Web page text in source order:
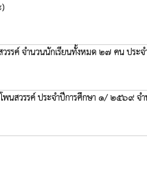
วรรค์ จำนวนนักเรียนทั้งหมด ๒๗ คน ป
โพนสวรรค์ ประจำปีการศึกษา ๑/ ๒๕๖